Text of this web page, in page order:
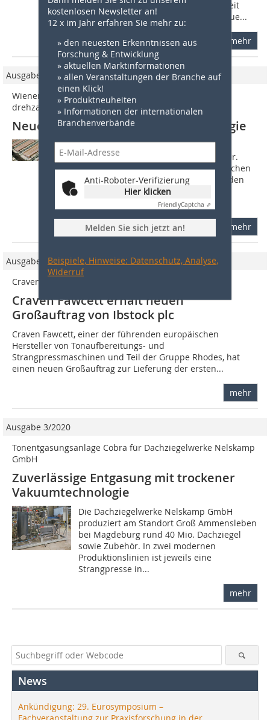
kostenlosen Newsletter an!
12 x im Jahr erfahren Sie mehr zu:
» den neuesten Erkenntnissen aus
Forschung & Entwicklung
» aktuellen Marktinformationen
» allen Veranstaltungen der Branche auf
einen Klick!
» Produktneuheiten
» Informationen der internationalen
Branchenverbände
Anti-Roboter-Verifizierung
Hier klicken
FriendlyCaptcha ⇗
Melden Sie sich jetzt an!
Beispiele, Hinweise: Datenschutz, Analyse,
Widerruf
produktion mit höchster Zu­ver­lässigkeit
und niedrigem Energieverbrauch. Neue...
mehr
Ausgabe 4/2016
Wienerberger Eisenberg evakuiert Dachziegel mit
drehzahlgeregelter Atlas-Copco-Pumpe
Neue Vakuumpumpe spart 70 % Energie
In Eisenberg stellt Wienerberger die
unterschiedlichsten Tondachziegel her.
Darunter kleinere Mengen an historischen
Ziegeln, wie etwa Biberschwänze für den
französischen Markt. Diese werden
mehr
Ausgabe 05/2022
Craven Fawcett Limited
Craven Fawcett erhält neuen
Großauftrag von Ibstock plc
Craven Fawcett, einer der führenden europäischen
Hersteller von Tonaufbereitungs- und
Strangpressmaschinen und Teil der Gruppe Rhodes, hat
einen neuen Großauftrag zur Lieferung der ersten...
mehr
Ausgabe 3/2020
Tonentgasungsanlage Cobra für Dachziegelwerke Nelskamp
GmbH
Zuverlässige Entgasung mit trockener
Vakuumtechnologie
Die Dachziegelwerke Nelskamp GmbH
produziert am Standort Groß Ammensleben
bei Magdeburg rund 40 Mio. Dachziegel
sowie Zubehör. In zwei modernen
Produktionslinien ist jeweils eine
Strangpresse in...
mehr
News
Ankündigung: 29. Eurosymposium –
Fachveranstaltung zur Praxisforschung in der